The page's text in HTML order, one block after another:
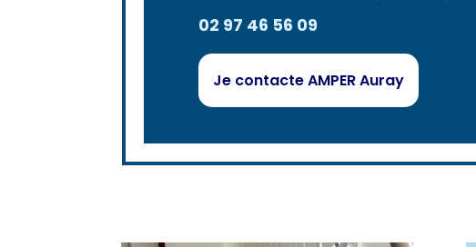
02 97 46 56 09
Je contacte AMPER Auray